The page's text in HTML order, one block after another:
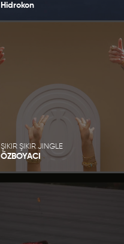
Hidrokon
ŞIKIR ŞIKIR JINGLE
ÖZBOYACI